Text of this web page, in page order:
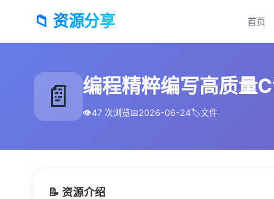
📁 资源分享 首页
📄 编程精粹编写高质量
👁️47 次浏览📅2026-06-24🏷️文件
📝 资源介绍